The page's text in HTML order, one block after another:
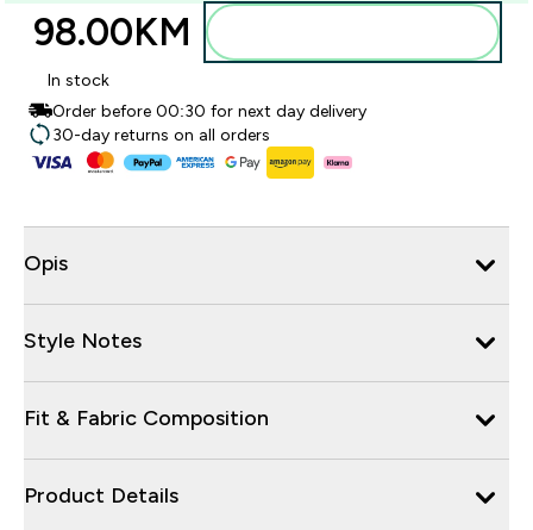
98.00KM‎
In stock
Order before 00:30 for next day delivery
30-day returns on all orders
Opis
Style Notes
Fit & Fabric Composition
Product Details